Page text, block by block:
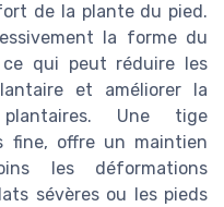
de la plante du pied.
la forme du
qui peut réduire les
et améliorer la
Une tige
fine, offre un maintien
les déformations
sévères ou les pieds